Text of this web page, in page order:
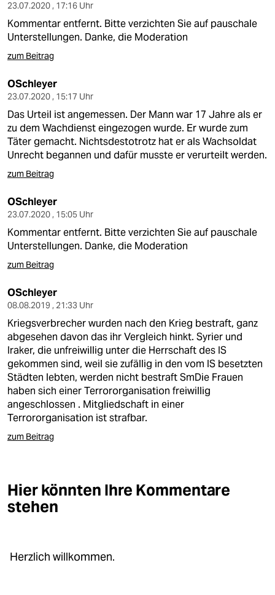
epaper login
23.07.2020 , 17:16 Uhr
Kommentar entfernt. Bitte verzichten Sie auf pauschale
Unterstellungen. Danke, die Moderation
zum Beitrag
OSchleyer
23.07.2020 , 15:17 Uhr
Das Urteil ist angemessen. Der Mann war 17 Jahre als er
zu dem Wachdienst eingezogen wurde. Er wurde zum
Täter gemacht. Nichtsdestotrotz hat er als Wachsoldat
Unrecht begannen und dafür musste er verurteilt werden.
zum Beitrag
OSchleyer
23.07.2020 , 15:05 Uhr
Kommentar entfernt. Bitte verzichten Sie auf pauschale
Unterstellungen. Danke, die Moderation
zum Beitrag
OSchleyer
08.08.2019 , 21:33 Uhr
Kriegsverbrecher wurden nach den Krieg bestraft, ganz
abgesehen davon das ihr Vergleich hinkt. Syrier und
Iraker, die unfreiwillig unter die Herrschaft des IS
gekommen sind, weil sie zufällig in den vom IS besetzten
Städten lebten, werden nicht bestraft SmDie Frauen
haben sich einer Terrororganisation freiwillig
angeschlossen . Mitgliedschaft in einer
Terrororganisation ist strafbar.
zum Beitrag
Hier könnten Ihre Kommentare
stehen
Herzlich willkommen.